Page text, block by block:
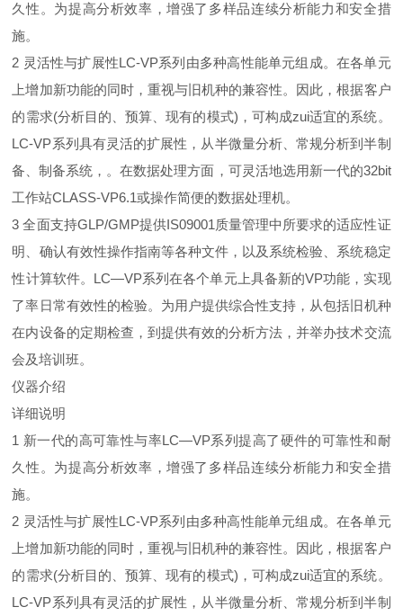
久性。为提高分析效率，增强了多样品连续分析能力和安全措
施。
2 灵活性与扩展性LC-VP系列由多种高性能单元组成。在各单元
上增加新功能的同时，重视与旧机种的兼容性。因此，根据客户
的需求(分析目的、预算、现有的模式)，可构成zui适宜的系统。
LC-VP系列具有灵活的扩展性，从半微量分析、常规分析到半制
备、制备系统，。在数据处理方面，可灵活地选用新一代的32bit
工作站CLASS-VP6.1或操作简便的数据处理机。
3 全面支持GLP/GMP提供IS09001质量管理中所要求的适应性证
明、确认有效性操作指南等各种文件，以及系统检验、系统稳定
性计算软件。LC—VP系列在各个单元上具备新的VP功能，实现
了率日常有效性的检验。为用户提供综合性支持，从包括旧机种
在内设备的定期检查，到提供有效的分析方法，并举办技术交流
会及培训班。
仪器介绍
详细说明
1 新一代的高可靠性与率LC—VP系列提高了硬件的可靠性和耐
久性。为提高分析效率，增强了多样品连续分析能力和安全措
施。
2 灵活性与扩展性LC-VP系列由多种高性能单元组成。在各单元
上增加新功能的同时，重视与旧机种的兼容性。因此，根据客户
的需求(分析目的、预算、现有的模式)，可构成zui适宜的系统。
LC-VP系列具有灵活的扩展性，从半微量分析、常规分析到半制